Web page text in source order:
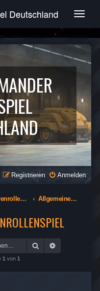
T
g
e
v
g
a
t
i
o
n
Deutschland
Anmelden
Registrieren
Forenrollenspiel (Öffentlich) Allgemeines zum Forenrollenspiel
Suche
1 von 1